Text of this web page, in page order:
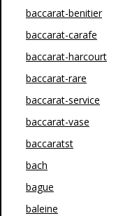
baccarat-benitier
baccarat-carafe
baccarat-harcourt
baccarat-rare
baccarat-service
baccarat-vase
baccaratst
bach
bague
baleine